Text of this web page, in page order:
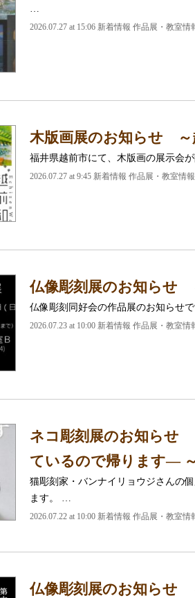
2026.07.27 at 15:06 新着情報 作品展・教室情
木版画展のお知らせ ～
福井県越前市にて、木版画の展示会
2026.07.27 at 9:45 新着情報 作品展・教室情
仏像彫刻展のお知らせ
仏像彫刻同好会の作品展のお知らせ
2026.07.23 at 10:00 新着情報 作品展・教室情
ネコ彫刻展のお知らせ
ているので帰ります―
猫彫刻家・バンナイリョウジさんの
ます。 …
2026.07.22 at 10:00 新着情報 作品展・教室情
仏像彫刻展のお知らせ